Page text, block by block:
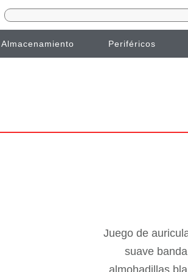
Almacenamiento Periféricos
Juego de
suave
almohadillas